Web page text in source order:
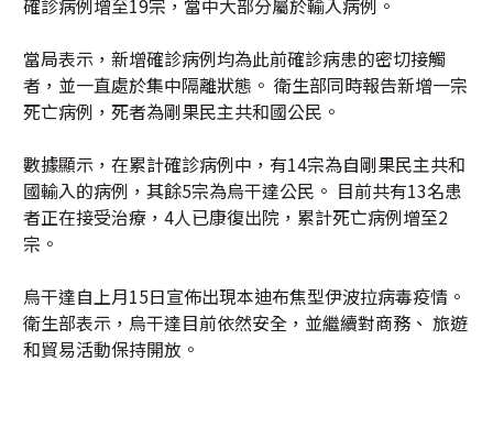
確診病例增至19宗，當中大部分屬於輸入病例。
當局表示，新增確診病例均為此前確診病患的密切接觸
者，並一直處於集中隔離狀態。 衛生部同時報告新增一宗
死亡病例，死者為剛果民主共和國公民。
數據顯示，在累計確診病例中，有14宗為自剛果民主共和
國輸入的病例，其餘5宗為烏干達公民。 目前共有13名患
者正在接受治療，4人已康復出院，累計死亡病例增至2
宗。
烏干達自上月15日宣佈出現本迪布焦型伊波拉病毒疫情。
衛生部表示，烏干達目前依然安全，並繼續對商務、 旅遊
和貿易活動保持開放。